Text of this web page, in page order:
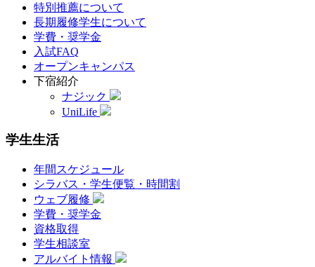
特別推薦について
長期履修学生について
学費・奨学金
入試FAQ
オープンキャンパス
下宿紹介
ナジック
UniLife
学生生活
年間スケジュール
シラバス・学生便覧・時間割
ウェブ履修
学費・奨学金
資格取得
学生相談室
アルバイト情報